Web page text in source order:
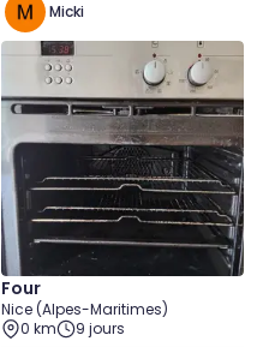
Micki
Four
Nice (Alpes-Maritimes)
0 km
9 jours